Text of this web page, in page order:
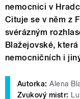
nemocnici v
Cituje se v něm z
svérázným
Blažejovské,
nemocničních i
Autorka: Alena
Zvukový mistr: